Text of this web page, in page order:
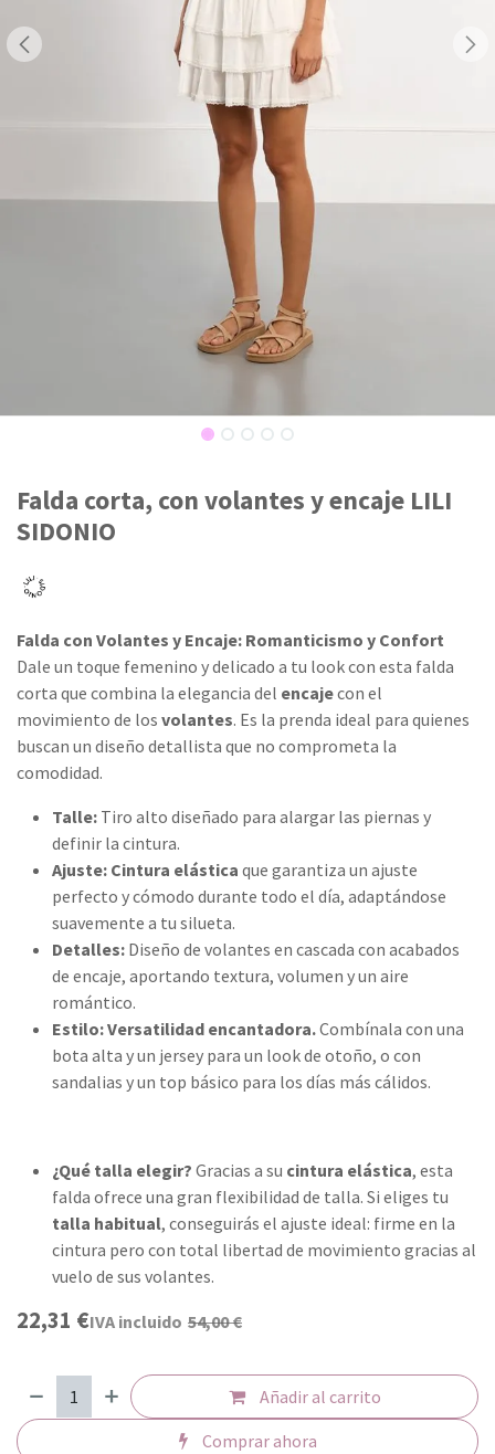
Falda corta, con volantes y encaje LILI
SIDONIO
Falda con Volantes y Encaje: Romanticismo y Confort
Dale un toque femenino y delicado a tu look con esta falda
corta que combina la elegancia del encajecon el
movimiento de los volantes. Es la prenda ideal para quienes
buscan un diseño detallista que no comprometa la
comodidad.
Talle: Tiro alto diseñado para alargar las piernas y
definir la cintura.
Ajuste: Cintura elástica que garantiza un ajuste
perfecto y cómodo durante todo el día, adaptándose
suavemente a tu silueta.
Detalles: Diseño de volantes en cascada con acabados
de encaje, aportando textura, volumen y un aire
romántico.
Estilo:Versatilidad encantadora.Combínala con una
bota alta y un jersey para un look de otoño, o con
sandalias y un top básico para los días más cálidos.
¿Qué talla elegir? Gracias a su cintura elástica, esta
falda ofrece una gran flexibilidad de talla. Si eliges tu
talla habitual, conseguirás el ajuste ideal: firme en la
cintura pero con total libertad de movimiento gracias al
vuelo de sus volantes.
22,31 €IVA incluido 54,00€
Añadir al carrito
Comprar ahora